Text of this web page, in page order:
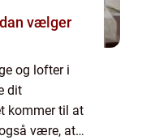
og lofter i
dit
kommer til at
være, at